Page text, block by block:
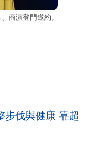
商演登門邀約。
步伐與健康 靠超